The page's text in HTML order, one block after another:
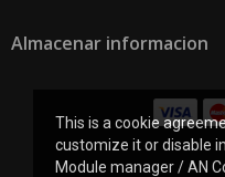
This is a cookie
customize it or disable
Module manager / AN
Almacenar informacion